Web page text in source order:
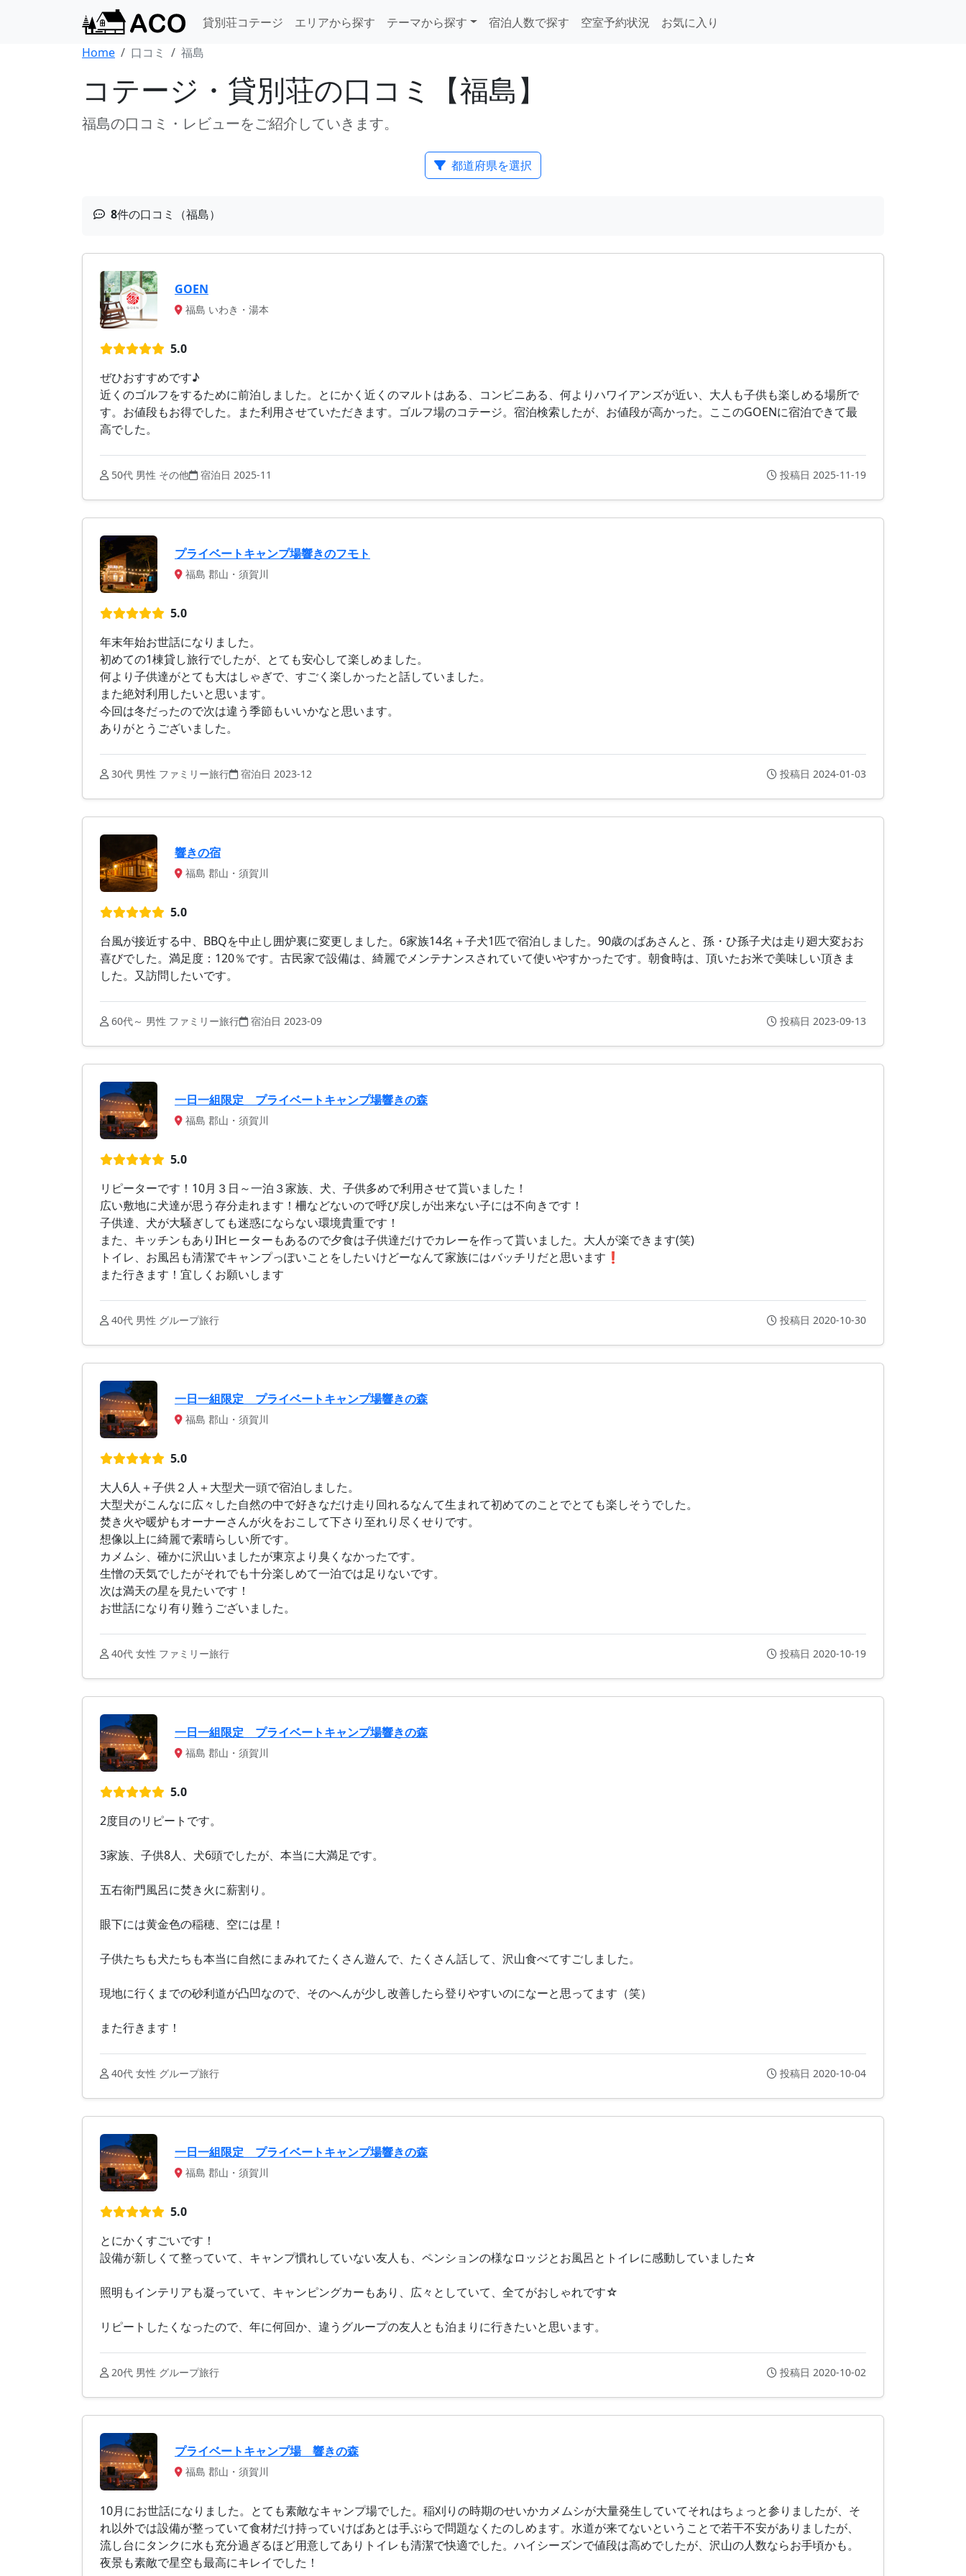
貸別荘コテージ エリアから探す テーマから探す 宿泊人数で探す 空室予約状況
お気に入り
Home
口コミ 福島
コテージ・貸別荘の口コミ【福島】
福島の口コミ・レビューをご紹介していきます。
都道府県を選択
8件の口コミ（福島）
GOEN
福島 いわき・湯本
5.0
ぜひおすすめです♪
近くのゴルフをするために前泊しました。とにかく近くのマルトはある、コンビニある、何よりハワイアンズが近い、大人も子供も楽しめる場所で
す。お値段もお得でした。また利用させていただきます。ゴルフ場のコテージ。宿泊検索したが、お値段が高かった。ここのGOENに宿泊できて最
高でした。
50代 男性 その他 宿泊日 2025-11 投稿日 2025-11-19
プライベートキャンプ場響きのフモト
福島 郡山・須賀川
5.0
年末年始お世話になりました。
初めての1棟貸し旅行でしたが、とても安心して楽しめました。
何より子供達がとても大はしゃぎで、すごく楽しかったと話していました。
また絶対利用したいと思います。
今回は冬だったので次は違う季節もいいかなと思います。
ありがとうございました。
30代 男性 ファミリー旅行 宿泊日 2023-12 投稿日 2024-01-03
響きの宿
福島 郡山・須賀川
5.0
台風が接近する中、BBQを中止し囲炉裏に変更しました。6家族14名＋子犬1匹で宿泊しました。90歳のばあさんと、孫・ひ孫子犬は走り廻大変おお
喜びでした。満足度：120％です。古民家で設備は、綺麗でメンテナンスされていて使いやすかったです。朝食時は、頂いたお米で美味しい頂きま
した。又訪問したいです。
60代～ 男性 ファミリー旅行 宿泊日 2023-09 投稿日 2023-09-13
一日一組限定 プライベートキャンプ場響きの森
福島 郡山・須賀川
5.0
リピーターです！10月３日～一泊３家族、犬、子供多めで利用させて貰いました！
広い敷地に犬達が思う存分走れます！柵などないので呼び戻しが出来ない子には不向きです！
子供達、犬が大騒ぎしても迷惑にならない環境貴重です！
また、キッチンもありIHヒーターもあるので夕食は子供達だけでカレーを作って貰いました。大人が楽できます(笑)
トイレ、お風呂も清潔でキャンプっぽいことをしたいけどーなんて家族にはバッチリだと思います❗
また行きます！宜しくお願いします
40代 男性 グループ旅行 投稿日 2020-10-30
一日一組限定 プライベートキャンプ場響きの森
福島 郡山・須賀川
5.0
大人6人＋子供２人＋大型犬一頭で宿泊しました。
大型犬がこんなに広々した自然の中で好きなだけ走り回れるなんて生まれて初めてのことでとても楽しそうでした。
焚き火や暖炉もオーナーさんが火をおこして下さり至れり尽くせりです。
想像以上に綺麗で素晴らしい所です。
カメムシ、確かに沢山いましたが東京より臭くなかったです。
生憎の天気でしたがそれでも十分楽しめて一泊では足りないです。
次は満天の星を見たいです！
お世話になり有り難うございました。
40代 女性 ファミリー旅行 投稿日 2020-10-19
一日一組限定 プライベートキャンプ場響きの森
福島 郡山・須賀川
5.0
2度目のリピートです。
3家族、子供8人、犬6頭でしたが、本当に大満足です。
五右衛門風呂に焚き火に薪割り。
眼下には黄金色の稲穂、空には星！
子供たちも犬たちも本当に自然にまみれてたくさん遊んで、たくさん話して、沢山食べてすごしました。
現地に行くまでの砂利道が凸凹なので、そのへんが少し改善したら登りやすいのになーと思ってます（笑）
また行きます！
40代 女性 グループ旅行 投稿日 2020-10-04
一日一組限定 プライベートキャンプ場響きの森
福島 郡山・須賀川
5.0
とにかくすごいです！
設備が新しくて整っていて、キャンプ慣れしていない友人も、ペンションの様なロッジとお風呂とトイレに感動していました☆
照明もインテリアも凝っていて、キャンピングカーもあり、広々としていて、全てがおしゃれです☆
リピートしたくなったので、年に何回か、違うグループの友人とも泊まりに行きたいと思います。
20代 男性 グループ旅行 投稿日 2020-10-02
プライベートキャンプ場 響きの森
福島 郡山・須賀川
10月にお世話になりました。とても素敵なキャンプ場でした。稲刈りの時期のせいかカメムシが大量発生していてそれはちょっと参りましたが、そ
れ以外では設備が整っていて食材だけ持っていけばあとは手ぶらで問題なくたのしめます。水道が来てないということで若干不安がありましたが、
流し台にタンクに水も充分過ぎるほど用意してありトイレも清潔で快適でした。ハイシーズンで値段は高めでしたが、沢山の人数ならお手頃かも。
夜景も素敵で星空も最高にキレイでした！